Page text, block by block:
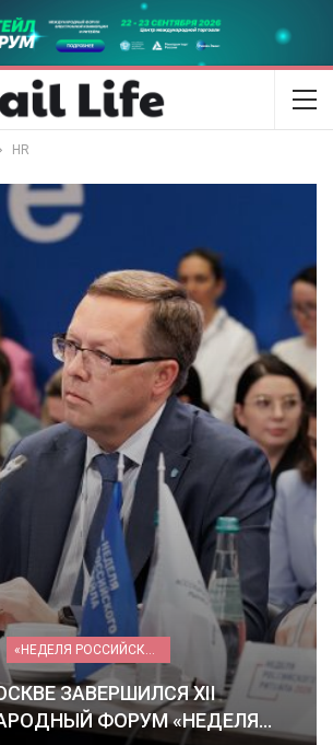
HR
«НЕДЕЛЯ РОССИЙСКОГО РИТЕЙЛА» 2026
ЗАВЕРШИЛСЯ XII
ФОРУМ «НЕДЕЛЯ…